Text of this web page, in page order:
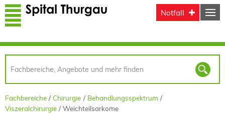
Direkt zum Inhalt
Notfall
Fachbereiche Chirurgie
Behandlungsspektrum
Viszeralchirurgie
Weichteilsarkome